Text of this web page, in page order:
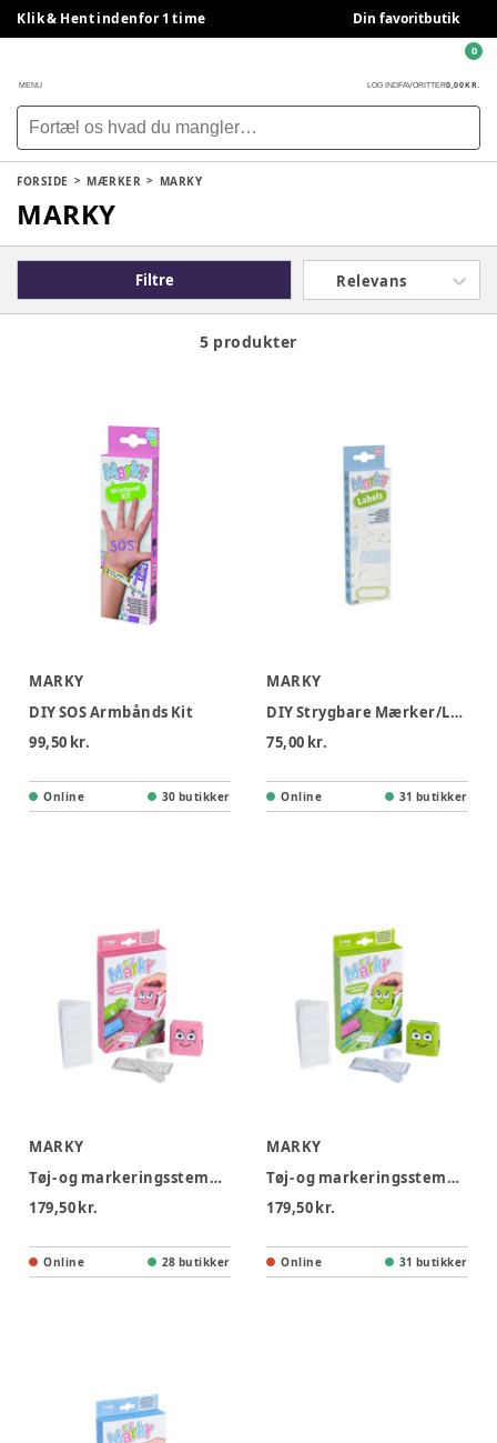
Klik & Hent indenfor 1 time Din favoritbutik
MENU LOG INDFAVORITTER0,00 KR.
0
FORSIDE MÆRKER MARKY
MARKY
Filtre Relevans
5 produkter
MARKY
DIY SOS Armbånds Kit
99,50 kr.
Online 30 butikker
MARKY
DIY Strygbare Mærker/Labels
75,00 kr.
Online 31 butikker
MARKY
Tøj- og markeringsstempel lyserød
179,50 kr.
Online 28 butikker
MARKY
Tøj- og markeringsstempel grøn
179,50 kr.
Online 31 butikker